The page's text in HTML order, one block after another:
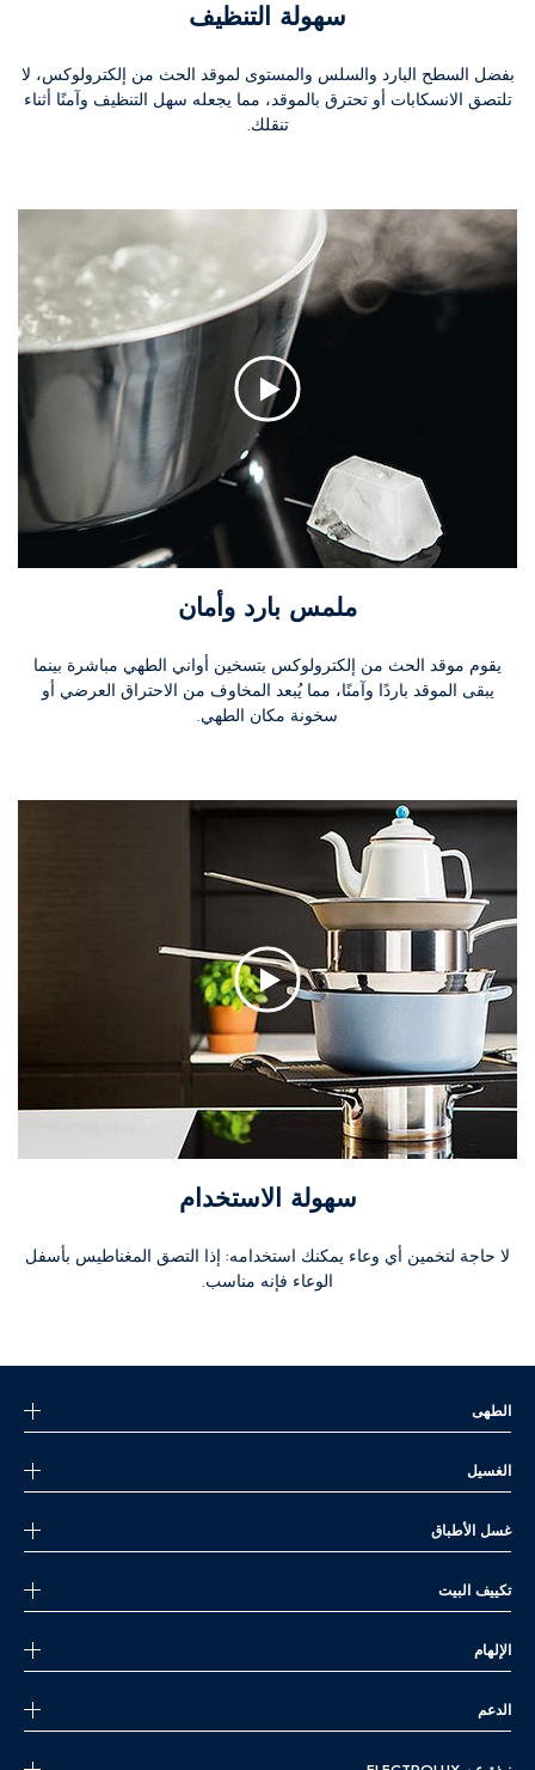
سهولة التنظيف
بفضل السطح البارد والسلس والمستوى لموقد الحث من إلكترولوكس، لا
تلتصق الانسكابات أو تحترق بالموقد، مما يجعله سهل التنظيف وآمنًا أثناء
تنقلك.
ملمس بارد وأمان
يقوم موقد الحث من إلكترولوكس بتسخين أواني الطهي مباشرة بينما
يبقى الموقد باردًا وآمنًا، مما يُبعد المخاوف من الاحتراق العرضي أو
سخونة مكان الطهي.
سهولة الاستخدام
لا حاجة لتخمين أي وعاء يمكنك استخدامه: إذا التصق المغناطيس بأسفل
الوعاء فإنه مناسب.
الطهى
الغسيل
غسل الأطباق
تكييف البيت
الإلهام
الدعم